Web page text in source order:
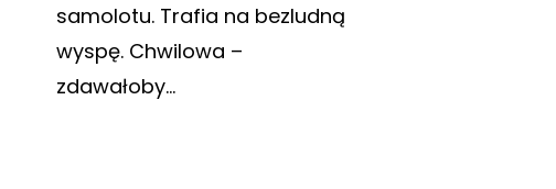
samolotu. Trafia na bezludną
wyspę. Chwilowa –
zdawałoby…